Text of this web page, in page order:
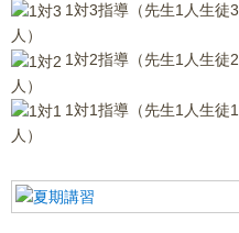
1対3指導（先生1人生徒3
人）
1対2指導（先生1人生徒2
人）
1対1指導（先生1人生徒1
人）